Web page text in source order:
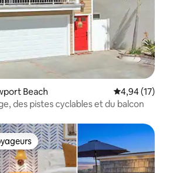
Beach Évaluation
4,94 (17)
des pistes cyclables et du balcon
les plus appréciés